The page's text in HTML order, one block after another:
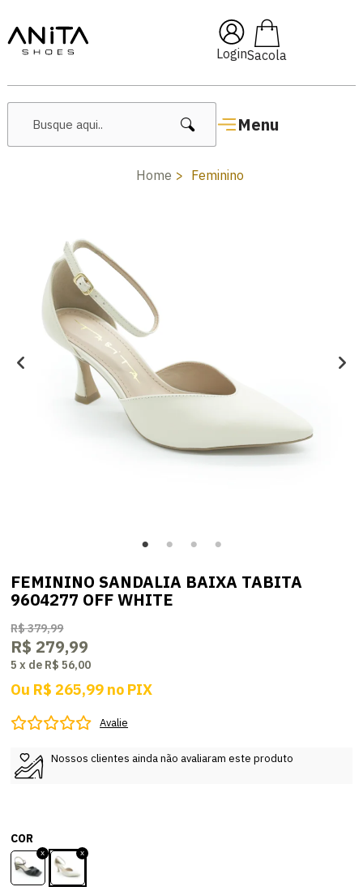
Login
Menu
🔥 Lançamentos Femininos
Home Feminino
FEMININO SANDALIA BAIXA TABITA
9604277 OFF WHITE
R$ 379,99
R$ 279,99
5 x de R$ 56,00
Ou R$ 265,99 no PIX
Avalie
Nossos clientes ainda não avaliaram este produto
COR